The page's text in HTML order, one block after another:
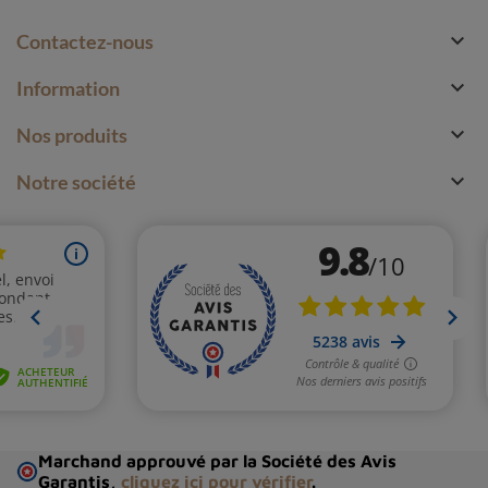
Contactez-nous 
Information 
Nos produits 
Notre société 
Marchand approuvé par la Société des Avis
Garantis, cliquez ici pour vérifier.